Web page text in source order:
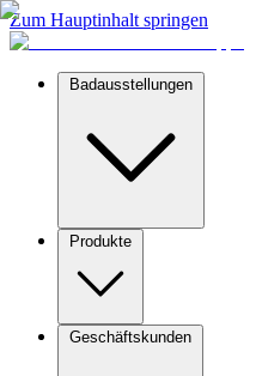
Zum Hauptinhalt springen
Badausstellungen
Produkte
Geschäftskunden